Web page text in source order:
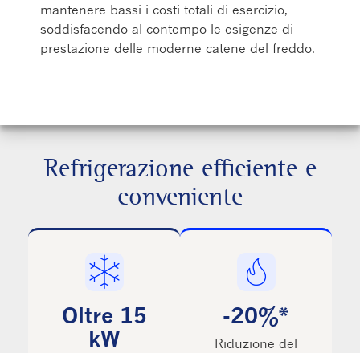
mantenere bassi i costi totali di esercizio,
soddisfacendo al contempo le esigenze di
prestazione delle moderne catene del freddo.
Refrigerazione efficiente e
conveniente
Oltre 15
kW
-20%*
Riduzione del